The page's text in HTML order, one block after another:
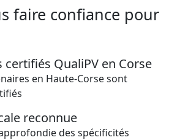
faire confiance pour
QualiPV en Corse
en Haute-Corse sont
reconnue
des spécificités